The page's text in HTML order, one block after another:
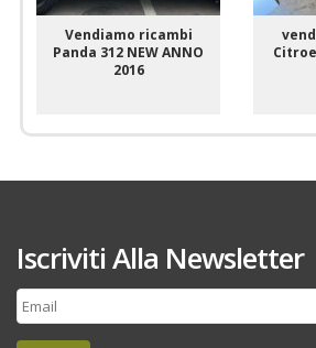
Vendiamo ricambi
Panda 312 NEW ANNO
2016
Iscriviti Alla Newsletter